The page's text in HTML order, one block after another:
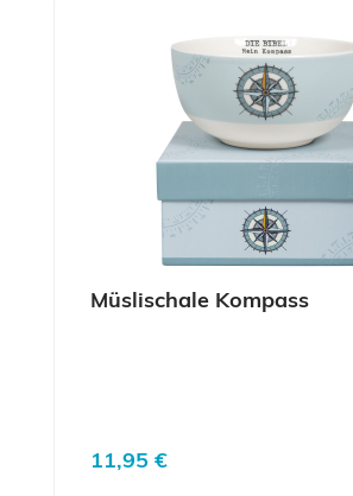
Müslischale Kompass
Regulärer Preis:
11,95 €